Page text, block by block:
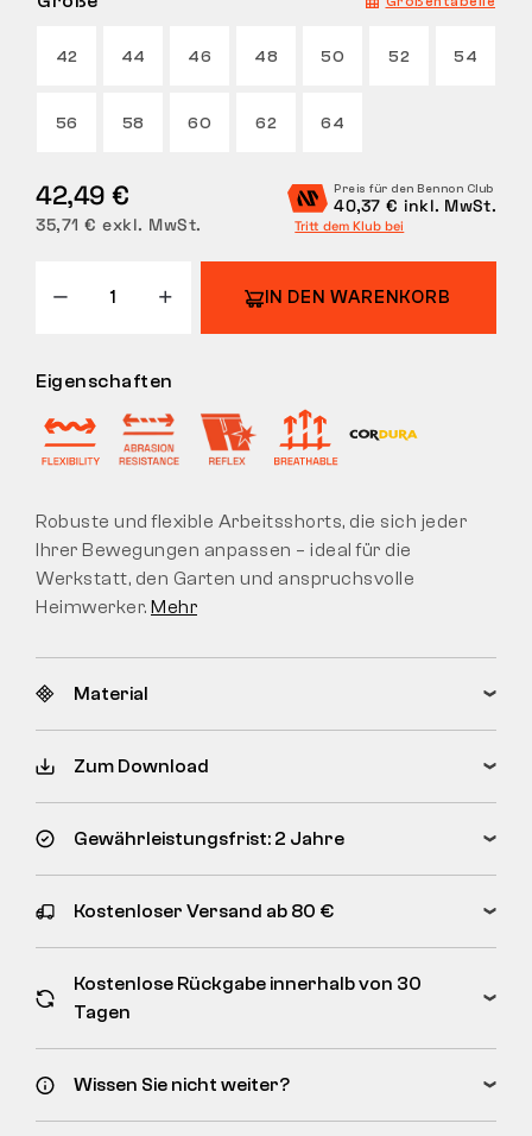
42 44 46 48 50 52 54
56 58 60 62 64
42,49 €
35,71 € exkl. MwSt.
Preis für den Bennon Club
40,37 € inkl. MwSt.
Tritt dem Klub bei
IN DEN WARENKORB
Eigenschaften
Robuste und flexible Arbeitsshorts, die sich jeder
Ihrer Bewegungen anpassen – ideal für die
Werkstatt, den Garten und anspruchsvolle
Heimwerker. Mehr
Material
Zum Download
Gewährleistungsfrist: 2 Jahre
Kostenloser Versand ab 80 €
Kostenlose Rückgabe innerhalb von 30
Tagen
Wissen Sie nicht weiter?